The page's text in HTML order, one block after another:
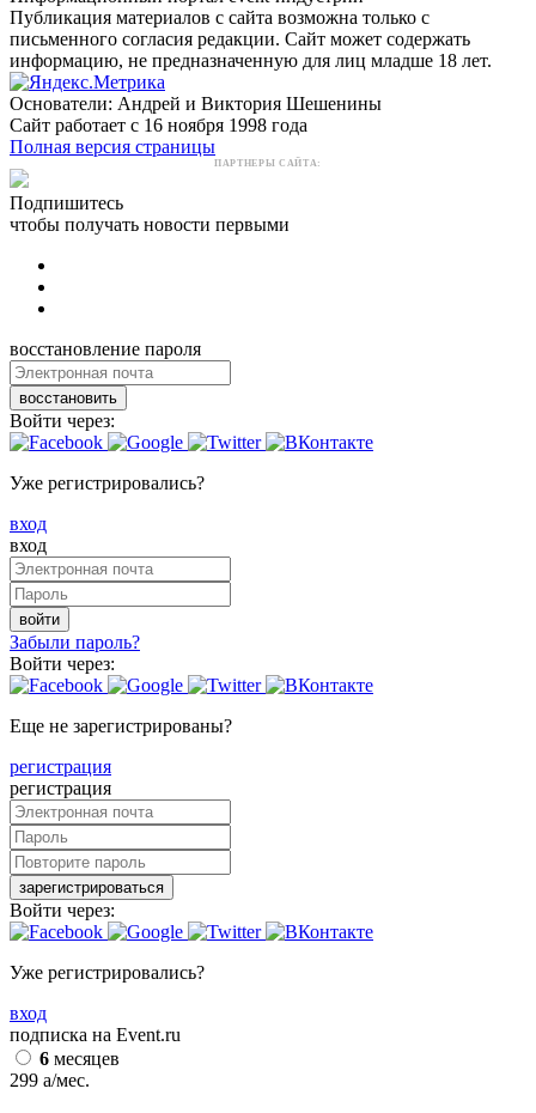
Публикация материалов с сайта возможна только с
письменного согласия редакции. Сайт может содержать
информацию, не предназначенную для лиц младше 18 лет.
Основатели: Андрей и Виктория Шешенины
Сайт работает с 16 ноября 1998 года
Полная версия страницы
ПАРТНЕРЫ САЙТА:
Подпишитесь
чтобы получать новости первыми
восстановление пароля
восстановить
Войти через:
Уже регистрировались?
вход
вход
войти
Забыли пароль?
Войти через:
Еще не зарегистрированы?
регистрация
регистрация
зарегистрироваться
Войти через:
Уже регистрировались?
вход
подписка на Event.ru
6 месяцев
299 a/мес.